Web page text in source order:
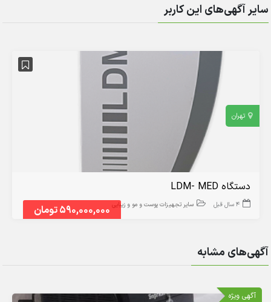
سایر آگهی‌های این کاربر
تهران
590,000,000 تومان
دستگاه LDM- MED
4 سال قبل سایر تجهیزات پوست و مو و زیبایی
آگهی‌های مشابه
آگهی ویژه